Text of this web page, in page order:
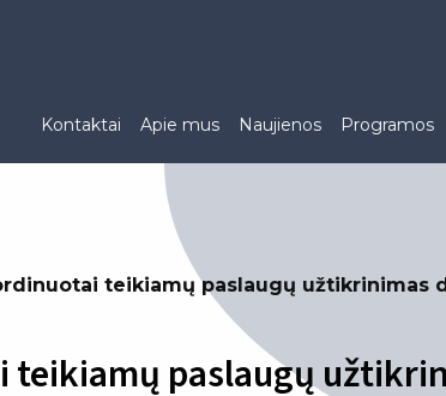
Kontaktai Apie mus Naujienos Programos
teikiamų paslaugų užtikrinimas
teikiamų paslaugų